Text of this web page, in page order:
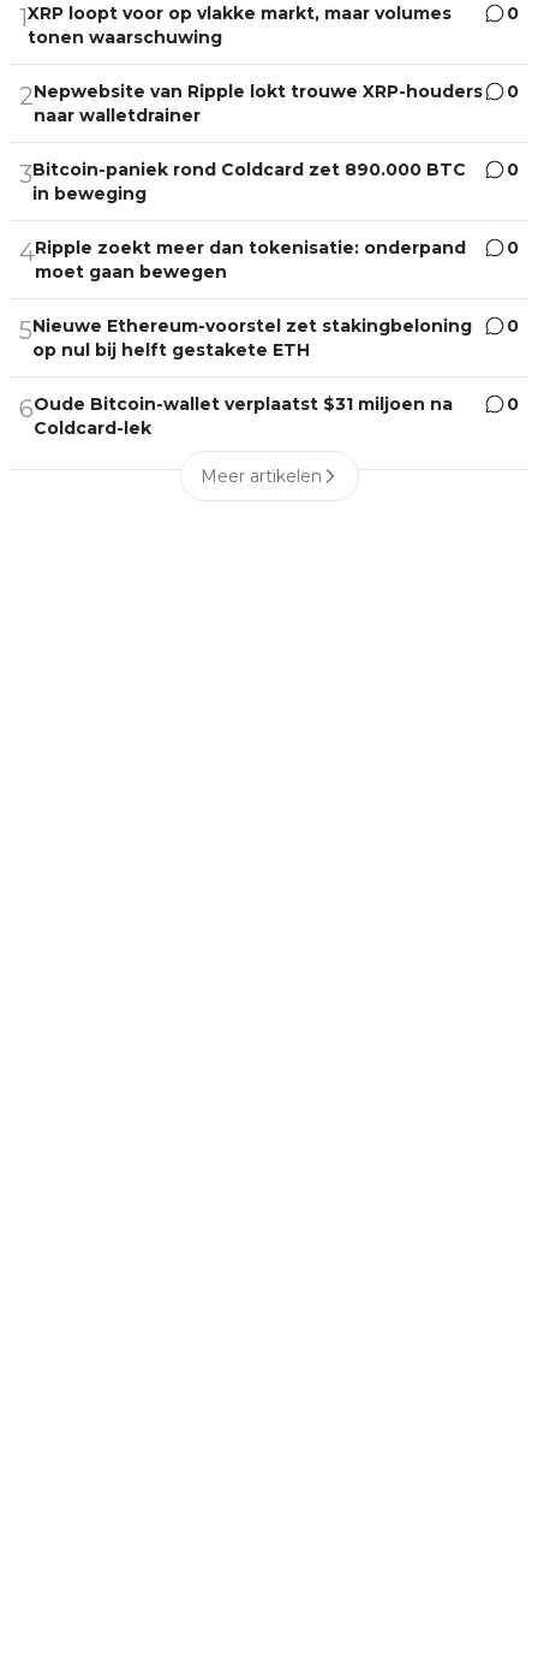
1XRP loopt voor op vlakke markt, maar volumes
tonen waarschuwing
0
2Nepwebsite van Ripple lokt trouwe XRP-houders
naar walletdrainer
0
3Bitcoin-paniek rond Coldcard zet 890.000 BTC
in beweging
0
4Ripple zoekt meer dan tokenisatie: onderpand
moet gaan bewegen
0
5Nieuwe Ethereum-voorstel zet stakingbeloning
op nul bij helft gestakete ETH
0
6Oude Bitcoin-wallet verplaatst $31 miljoen na
Coldcard-lek
0
Meer artikelen